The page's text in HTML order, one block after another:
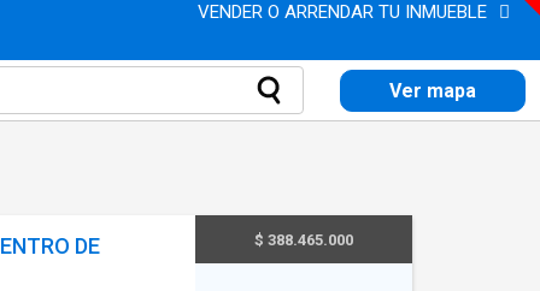
VENDER O ARRENDAR TU INMUEBLE
Ver mapa
DE
$ 388.465.000